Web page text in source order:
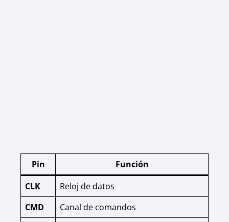
Pin
Función
CLK
Reloj de datos
CMD
Canal de comandos